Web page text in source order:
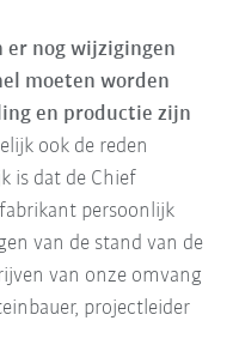
nog wijzigingen
moeten worden
en productie zijn
ook de reden
is dat de Chief
persoonlijk
van de stand van de
van onze omvang
projectleider